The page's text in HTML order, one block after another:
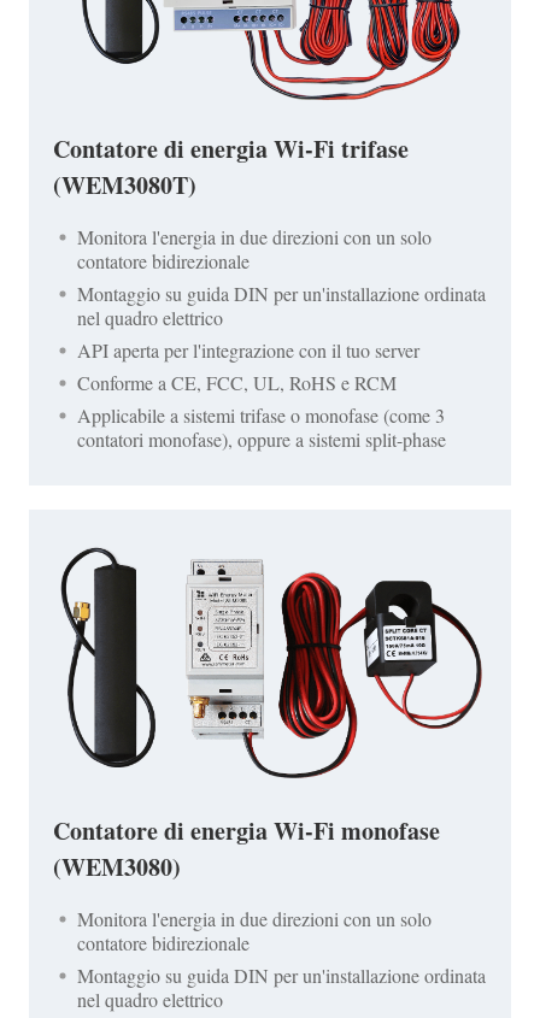
Contatore di energia Wi-Fi trifase
(WEM3080T)
Monitora l'energia in due direzioni con un solo
contatore bidirezionale
Montaggio su guida DIN per un'installazione ordinata
nel quadro elettrico
API aperta per l'integrazione con il tuo server
Conforme a CE, FCC, UL, RoHS e RCM
Applicabile a sistemi trifase o monofase (come 3
contatori monofase), oppure a sistemi split-phase
Contatore di energia Wi-Fi monofase
(WEM3080)
Monitora l'energia in due direzioni con un solo
contatore bidirezionale
Montaggio su guida DIN per un'installazione ordinata
nel quadro elettrico